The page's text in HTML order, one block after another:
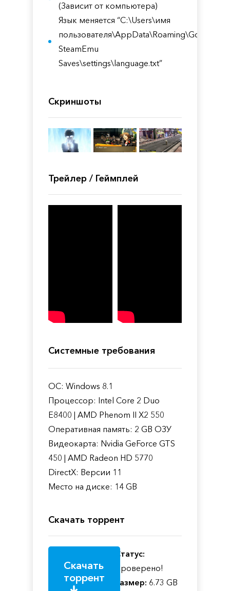
(Зависит от компьютера)
Язык меняется “C:\Users\имя
пользователя\AppData\Roaming\Goldberg
SteamEmu
Saves\settings\language.txt”
Скриншоты
Трейлер / Геймплей
Системные требования
ОС: Windows 8.1
Процессор: Intel Core 2 Duo
E8400 | AMD Phenom II X2 550
Оперативная память: 2 GB ОЗУ
Видеокарта: Nvidia GeForce GTS
450 | AMD Radeon HD 5770
DirectX: Версии 11
Место на диске: 14 GB
Скачать торрент
Скачать
торрент
Статус:
Проверено!
Размер: 6.73 GB